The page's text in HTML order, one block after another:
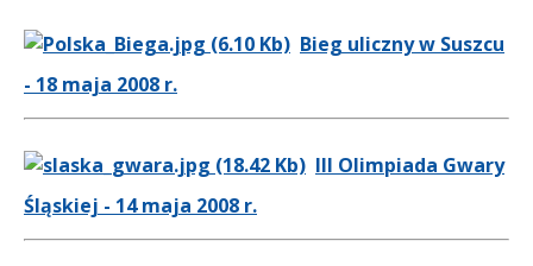
Bieg uliczny w Suszcu
- 18 maja 2008 r.
III Olimpiada Gwary
Śląskiej - 14 maja 2008 r.